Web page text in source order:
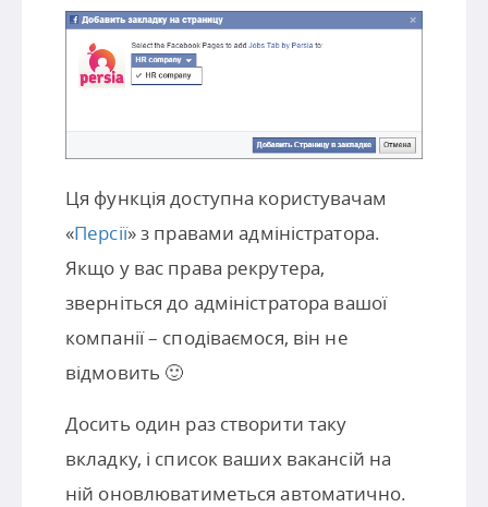
Ця функція доступна користувачам
«Персії» з правами адміністратора.
Якщо у вас права рекрутера,
зверніться до адміністратора вашої
компанії – сподіваємося, він не
відмовить 🙂
Досить один раз створити таку
вкладку, і список ваших вакансій на
ній оновлюватиметься автоматично.